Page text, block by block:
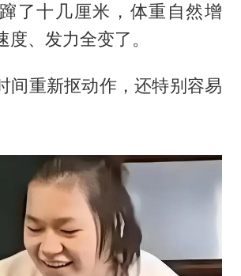
了十几厘米，体重自然增
度、发力全变了。
间重新抠动作，还特别容易